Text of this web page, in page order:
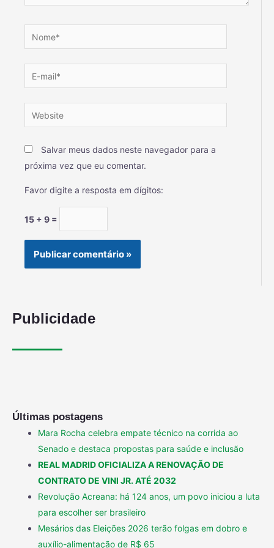
Salvar meus dados neste navegador para a
próxima vez que eu comentar.
Favor digite a resposta em dígitos:
15 + 9 =
Publicidade
Últimas postagens
Mara Rocha celebra empate técnico na corrida ao
Senado e destaca propostas para saúde e inclusão
REAL MADRID OFICIALIZA A RENOVAÇÃO DE
CONTRATO DE VINI JR. ATÉ 2032
Revolução Acreana: há 124 anos, um povo iniciou a luta
para escolher ser brasileiro
Mesários das Eleições 2026 terão folgas em dobro e
auxílio-alimentação de R$ 65